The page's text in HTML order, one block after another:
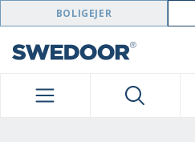
SWEDOOR NAVIGATION
BOLIGEJER